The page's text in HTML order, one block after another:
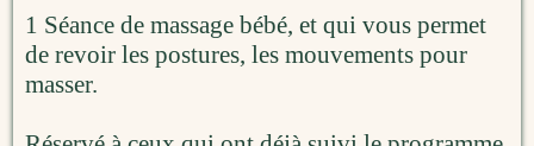
1 Séance de massage bébé, et qui vous permet
de revoir les postures, les mouvements pour
masser.